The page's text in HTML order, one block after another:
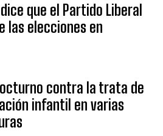
que el Partido Liberal
las elecciones en
contra la trata de
infantil en varias